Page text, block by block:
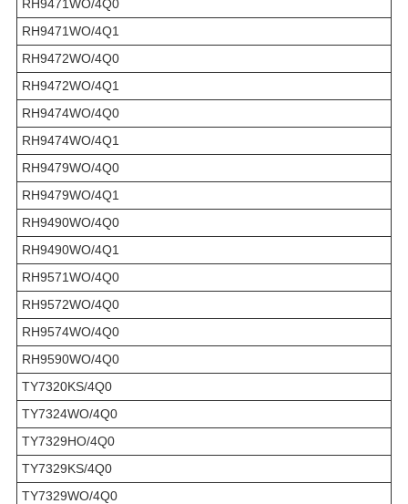
RH9471WO/4Q0
RH9471WO/4Q1
RH9472WO/4Q0
RH9472WO/4Q1
RH9474WO/4Q0
RH9474WO/4Q1
RH9479WO/4Q0
RH9479WO/4Q1
RH9490WO/4Q0
RH9490WO/4Q1
RH9571WO/4Q0
RH9572WO/4Q0
RH9574WO/4Q0
RH9590WO/4Q0
TY7320KS/4Q0
TY7324WO/4Q0
TY7329HO/4Q0
TY7329KS/4Q0
TY7329WO/4Q0